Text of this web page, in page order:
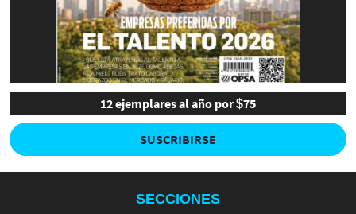
12 ejemplares al año por $75
SUSCRIBIRSE
SECCIONES